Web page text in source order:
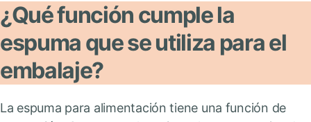
¿Qué función cumple la
espuma que se utiliza para el
embalaje?
La espuma para alimentación tiene una función de